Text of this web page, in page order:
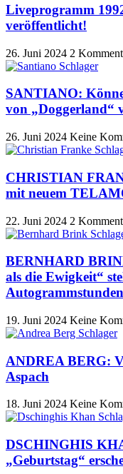
Liveprogramm
veröffentlicht!
26. Juni 2024 2
SANTIANO:
von „Doggerland“
26. Juni 2024 Keine
CHRISTIAN
mit neuem
22. Juni 2024 2
BERNHARD
als die Ewigkeit“
19. Juni 2024 Keine
ANDREA BERG:
Aspach
18. Juni 2024 Keine
DSCHINGHIS
„Geburtstag“